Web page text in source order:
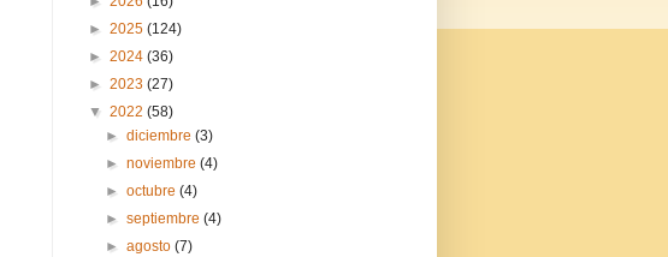
► 2025 (124)
► 2024 (36)
► 2023 (27)
▼ 2022 (58)
►diciembre(3)
►noviembre(4)
►octubre(4)
►septiembre(4)
►agosto(7)